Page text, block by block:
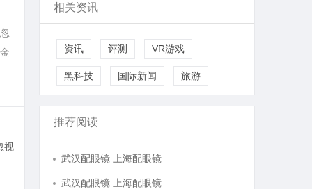
视
相关资讯
资讯 评测 VR游戏
黑科技 国际新闻 旅游
推荐阅读
武汉配眼镜 上海配眼镜
武汉配眼镜 上海配眼镜